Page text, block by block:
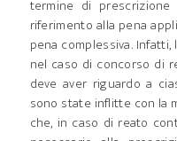
termine di
riferimento alla pena
pena complessiva. Infatti,
nel caso di concorso di
deve aver riguardo a
sono state inflitte con la
che, in caso di reato